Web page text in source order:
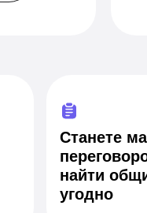
Станете
найти
угодно